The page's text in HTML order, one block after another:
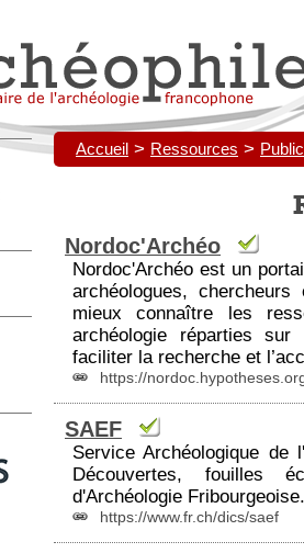
Accueil > Ressources >
Nordoc'Archéo
Nordoc'Archéo est un
archéologues, chercheurs
mieux connaître les
archéologie réparties
faciliter la recherche et
https://
SAEF
Service Archéologique de
Découvertes, fouilles
d'Archéologie Fribourgeoise.
https://www.fr.ch/dics/saef